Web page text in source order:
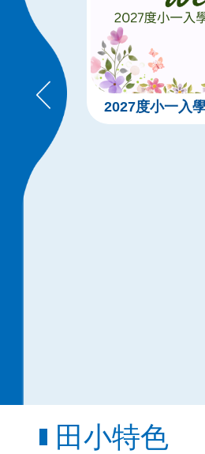
2027度小一入
田小特色